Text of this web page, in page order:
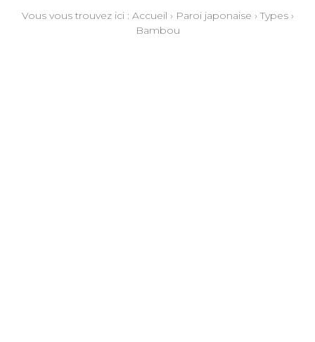
Vous vous trouvez ici : Accueil › Paroi japonaise ›Types›
Bambou